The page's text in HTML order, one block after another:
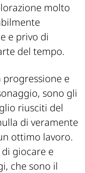
molto
e privo di
del tempo.
progressione e
sono gli
riusciti del
di veramente
ottimo lavoro.
giocare e
che sono il